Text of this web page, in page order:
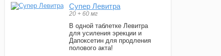
Супер Левитра
20 + 60 мг
В одной таблетке Левитра
для усиления эрекции и
Дапоксетин для продления
полового акта!